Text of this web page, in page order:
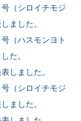
（シロイチモジ
ました。
（ハスモンヨト
た。
しました。
（シロイチモジ
ました。